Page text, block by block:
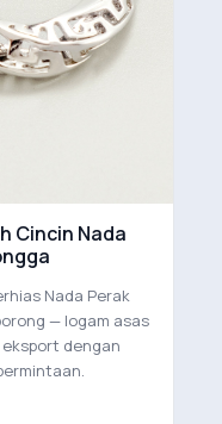
Cincin Nada
Nada Perak
— logam asas
dengan